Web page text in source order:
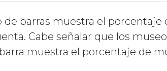
de barras muestra el
Cabe señalar que los
muestra el porcentaje de